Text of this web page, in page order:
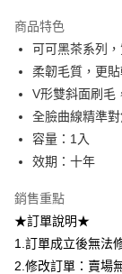
２．訂單成立數日內
ATM／網路銀行／等
※ 請注意：結帳手續
購買商品的店家。
後付繳納相關費用。
※ 交易是否成功請以
是否繳費成功／繳費
客戶支援中心」
１．透過由恩沛科技
易，需依本服務之必
２．關於個人資料
https://aftee.tw/
每筆NT$80，滿
7-11取貨付款
每筆NT$80，滿
付款後7-11取貨
每筆NT$80，滿
每筆NT$90，滿
國家/地區配送（宇
商品特色
可可黑茶系列
柔韌毛質，更
V形雙斜面刷毛
全臉曲線精準
容量：1入
效期：十年
銷售重點
★訂單說明★
1.訂單成立後無法
2.修改訂單：賣場